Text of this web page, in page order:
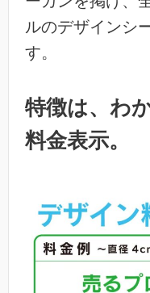
ルのデザインシ
す。
特徴は、わ
料金表示。